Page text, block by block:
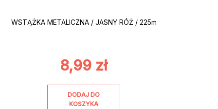
WSTĄŻKA METALICZNA / JASNY RÓŻ / 225m
8,99 zł
DODAJ DO
KOSZYKA